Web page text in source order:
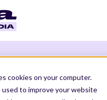
cookies on your computer.
used to improve your website
Dico du Produit